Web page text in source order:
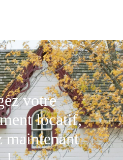
votre
locatif,
maintenant